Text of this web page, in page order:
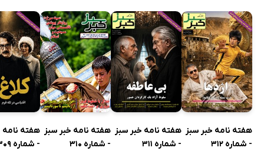
هفته نامه خبر سبز
- شماره 312
هفته نامه خبر سبز
- شماره 311
هفته نامه خبر سبز
- شماره 310
هفته نامه
- شماره 309